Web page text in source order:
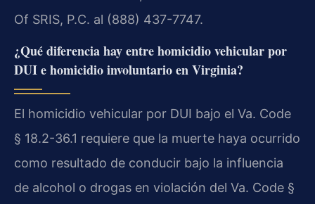
Of SRIS, P.C. al (888) 437-7747.
¿Qué diferencia hay entre homicidio vehicular por
DUI e homicidio involuntario en Virginia?
El homicidio vehicular por DUI bajo el Va. Code
§ 18.2-36.1 requiere que la muerte haya ocurrido
como resultado de conducir bajo la influencia
de alcohol o drogas en violación del Va. Code §